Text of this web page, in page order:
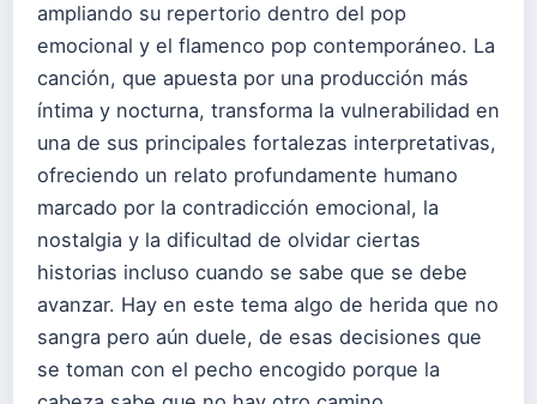
ampliando su repertorio dentro del pop
emocional y el flamenco pop contemporáneo. La
canción, que apuesta por una producción más
íntima y nocturna, transforma la vulnerabilidad en
una de sus principales fortalezas interpretativas,
ofreciendo un relato profundamente humano
marcado por la contradicción emocional, la
nostalgia y la dificultad de olvidar ciertas
historias incluso cuando se sabe que se debe
avanzar. Hay en este tema algo de herida que no
sangra pero aún duele, de esas decisiones que
se toman con el pecho encogido porque la